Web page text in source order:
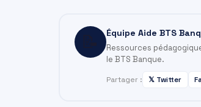
Équipe Aide BTS
Ressources
le BTS Banque.
Partager : 𝕏 Twitter